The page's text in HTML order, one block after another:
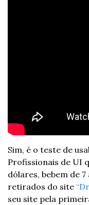
Sim, é o teste de
Profissionais de UI
dólares, bebem de
retirados do site
seu site pela